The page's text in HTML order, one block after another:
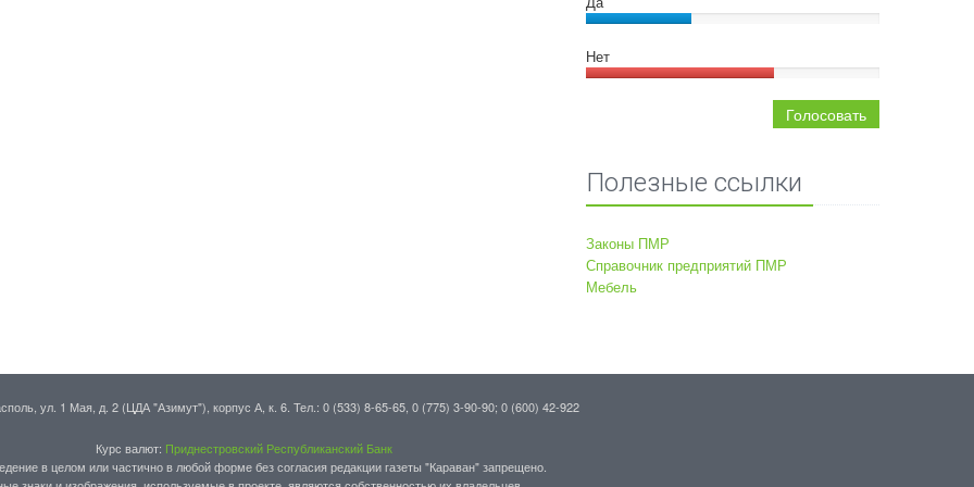
Нет
Голосовать
Полезные ссылки
Законы ПМР
Справочник предприятий ПМР
Мебель
ул. 1 Мая, д. 2 (ЦДА "Азимут"), корпус А, к. 6. Тел.: 0 (533) 8-65-65, 0 (775) 3-90-90; 0 (600) 42-922
Курс валют: Приднестровский Республиканский Банк
в целом или частично в любой форме без согласия редакции газеты "Караван" запрещено.